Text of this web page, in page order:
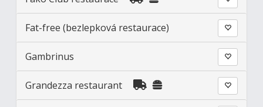
Fat-free (bezlepková restaurace)
Gambrinus
Grandezza restaurant